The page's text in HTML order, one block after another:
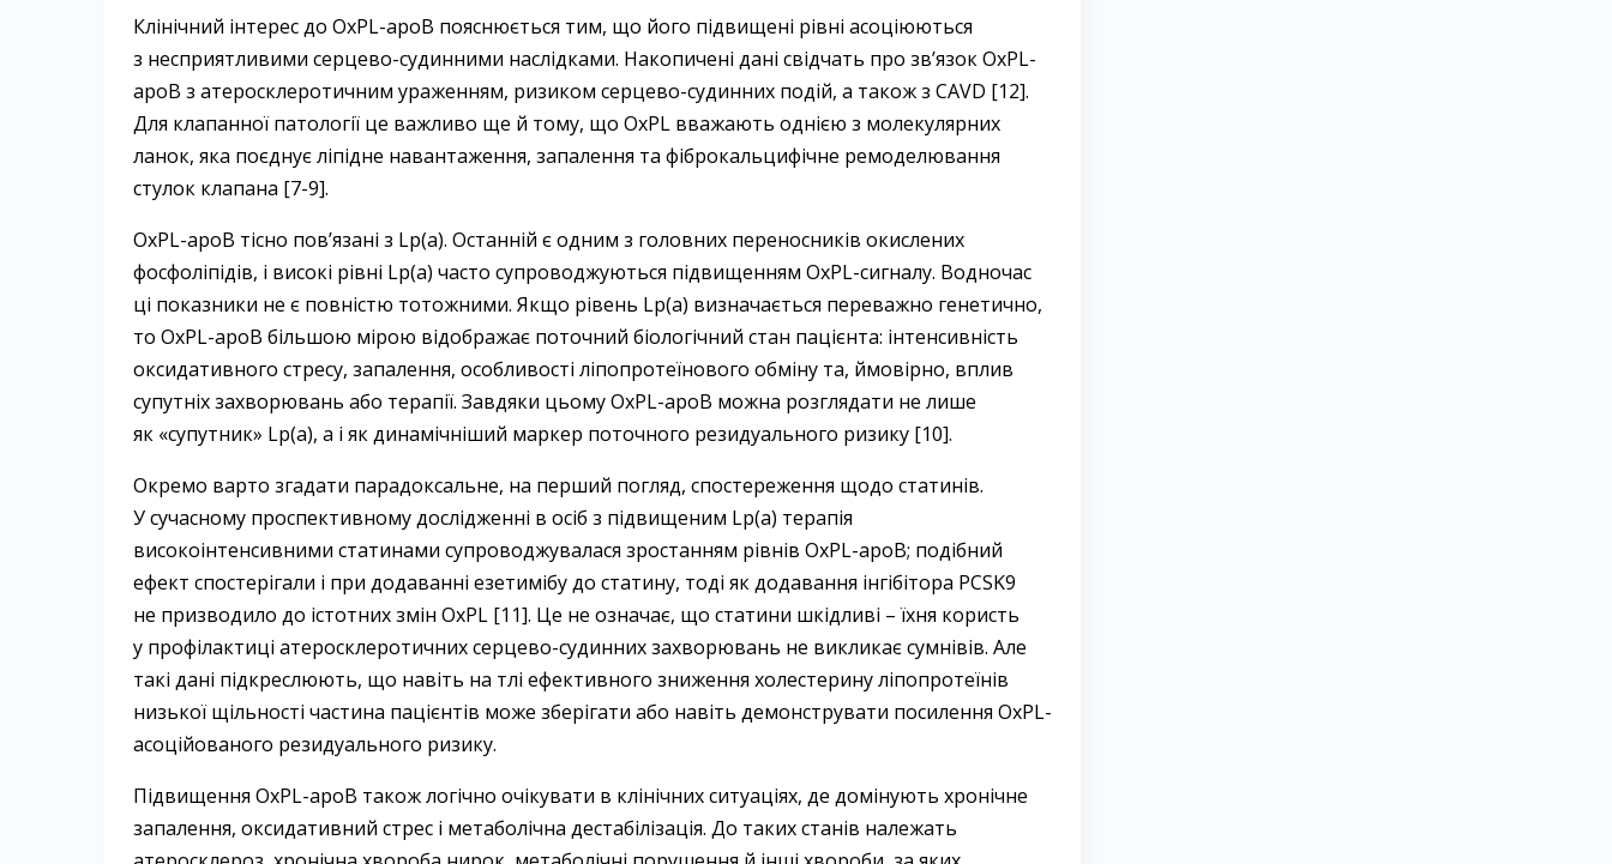
Клінічний інтерес до OxPL-apoB пояснюється тим, що його підвищені рівні асоціюються
з несприятливими серцево-судинними наслідками. Накопичені дані свідчать про зв’язок OxPL-
apoB з атеросклеротичним ураженням, ризиком серцево-судинних подій, а також з CAVD [12].
Для клапанної патології це важливо ще й тому, що OxPL вважають однією з молекулярних
ланок, яка поєднує ліпідне навантаження, запалення та фіброкальцифічне ремоделювання
стулок клапана [7-9].
OxPL-apoB тісно пов’язані з Lp(a). Останній є одним з головних переносників окислених
фосфоліпідів, і високі рівні Lp(a) часто супроводжуються підвищенням OxPL-сигналу. Водночас
ці показники не є повністю тотожними. Якщо рівень Lp(a) визначається переважно генетично,
то OxPL-apoB більшою мірою відображає поточний біологічний стан пацієнта: інтенсивність
оксидативного стресу, запалення, особливості ліпопротеїнового обміну та, ймовірно, вплив
супутніх захворювань або терапії. Завдяки цьому OxPL-apoB можна розглядати не лише
як «супутник» Lp(a), а і як динамічніший маркер поточного резидуального ризику [10].
Окремо варто згадати парадоксальне, на перший погляд, спостереження щодо статинів.
У сучасному проспективному дослідженні в осіб з підвищеним Lp(a) терапія
високoінтенсивними статинами супроводжувалася зростанням рівнів OxPL-apoB; подібний
ефект спостерігали і при додаванні езетимібу до статину, тоді як додавання інгібітора PCSK9
не призводило до істотних змін OxPL [11]. Це не означає, що статини шкідливі – їхня користь
у профілактиці атеросклеротичних серцево-судинних захворювань не викликає сумнівів. Але
такі дані підкреслюють, що навіть на тлі ефективного зниження холестерину ліпопротеїнів
низької щільності частина пацієнтів може зберігати або навіть демонструвати посилення OxPL-
асоційованого резидуального ризику.
Підвищення OxPL-apoB також логічно очікувати в клінічних ситуаціях, де домінують хронічне
запалення, оксидативний стрес і метаболічна дестабілізація. До таких станів належать